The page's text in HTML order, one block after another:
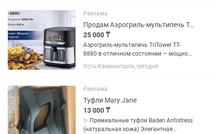
ребёнка для максимального...
Реклама
Продам Аэрогриль-мультипечь TriTower TT-8880
25 000 ₸
Аэрогриль-мультипечь TriTower TT-
8880 в отличном состоянии — мощное
и универсальное решение для быстрой
и полезной готовки дома. Благодаря
литров прибор позволяет...
Усть-Каменогорск, сегодня
Реклама
Туфли Mary Jane
13 000 ₸
✨ Премиальные туфли Baden Antistress
(натуральная кожа) Элегантная